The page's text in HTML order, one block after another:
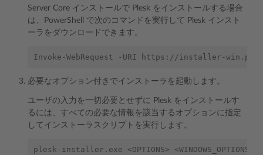
Server Core インストールで Plesk をインストールする場合
は、PowerShell で次のコマンドを実行して Plesk インスト
ーラをダウンロードできます。
必要なオプション付きでインストーラを起動します。
ユーザの入力を一切必要とせずに Plesk をインストールす
るには、すべての必要な情報を該当するオプションに指定
してインストーラスクリプトを実行します。
plesk-installer.exe <OPTIONS>